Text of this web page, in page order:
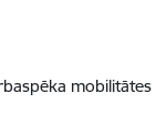
mobilitātes